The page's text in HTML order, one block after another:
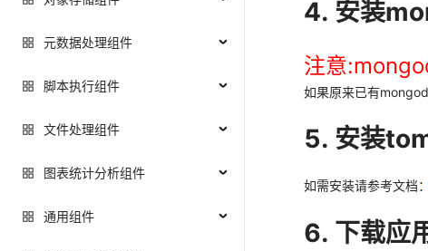
元数据处理组件
脚本执行组件
文件处理组件
图表统计分析组件
通用组件
4. 安装
注意
如果原来已有
5. 安装
如需安装请参考文档：
6. 下载应